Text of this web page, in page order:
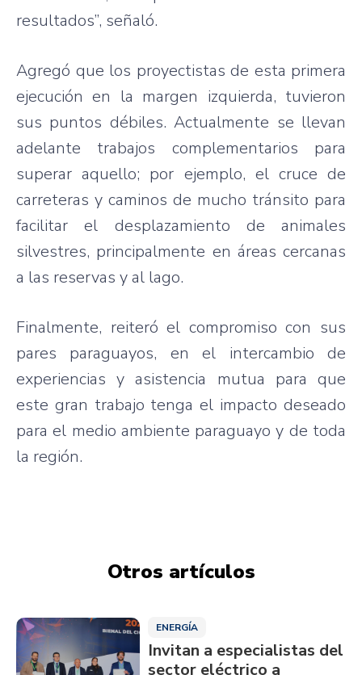
resultados”, señaló.
Agregó que los proyectistas de esta primera
ejecución en la margen izquierda, tuvieron
sus puntos débiles. Actualmente se llevan
adelante trabajos complementarios para
superar aquello; por ejemplo, el cruce de
carreteras y caminos de mucho tránsito para
facilitar el desplazamiento de animales
silvestres, principalmente en áreas cercanas
a las reservas y al lago.
Finalmente, reiteró el compromiso con sus
pares paraguayos, en el intercambio de
experiencias y asistencia mutua para que
este gran trabajo tenga el impacto deseado
para el medio ambiente paraguayo y de toda
la región.
Otros artículos
ENERGÍA
Invitan a especialistas del
sector eléctrico a